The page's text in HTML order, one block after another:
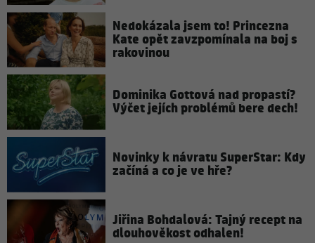
Nedokázala jsem to! Princezna
Kate opět zavzpomínala na boj s
rakovinou
Dominika Gottová nad propastí?
Výčet jejích problémů bere dech!
Novinky k návratu SuperStar: Kdy
začíná a co je ve hře?
Jiřina Bohdalová: Tajný recept na
dlouhověkost odhalen!